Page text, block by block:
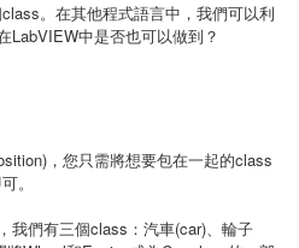
。在其他程式語言中，我們可以利
LabVIEW中是否也可以做到？
，您只需將想要包在一起的class
。
我們有三個class：汽車(car)、輪子